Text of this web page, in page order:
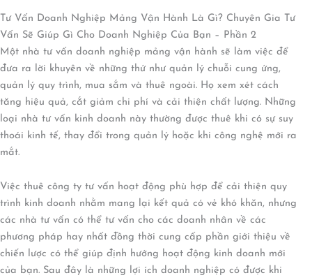
Tư Vấn Doanh Nghiệp Mảng Vận Hành Là Gì? Chuyên Gia Tư
Vấn Sẽ Giúp Gì Cho Doanh Nghiệp Của Bạn – Phần 2
Một nhà tư vấn doanh nghiệp mảng vận hành sẽ làm việc để
đưa ra lời khuyên về những thứ như quản lý chuỗi cung ứng,
quản lý quy trình, mua sắm và thuê ngoài. Họ xem xét cách
tăng hiệu quả, cắt giảm chi phí và cải thiện chất lượng. Những
loại nhà tư vấn kinh doanh này thường được thuê khi có sự suy
thoái kinh tế, thay đổi trong quản lý hoặc khi công nghệ mới ra
mắt.
Việc thuê công ty tư vấn hoạt động phù hợp để cải thiện quy
trình kinh doanh nhằm mang lại kết quả có vẻ khó khăn, nhưng
các nhà tư vấn có thể tư vấn cho các doanh nhân về các
phương pháp hay nhất đồng thời cung cấp phần giới thiệu về
chiến lược có thể giúp định hướng hoạt động kinh doanh mới
của bạn. Sau đây là những lợi ích doanh nghiệp có được khi